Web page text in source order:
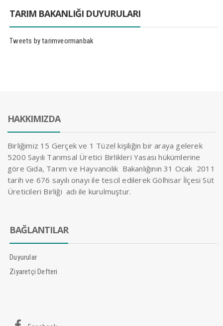
TARIM BAKANLIĞI DUYURULARI
Tweets by tarimveormanbak
HAKKIMIZDA
Birliğimiz 15 Gerçek ve 1 Tüzel kişiliğin bir araya gelerek
5200 Sayılı Tarımsal Üretici Birlikleri Yasası hükümlerine
göre Gıda, Tarım ve Hayvancılık Bakanlığının 31 Ocak 2011
tarih ve 676 sayılı onayı ile tescil edilerek Gölhisar İlçesi Süt
Üreticileri Birliği adı ile kurulmuştur.
BAĞLANTILAR
Duyurular
Ziyaretçi Defteri